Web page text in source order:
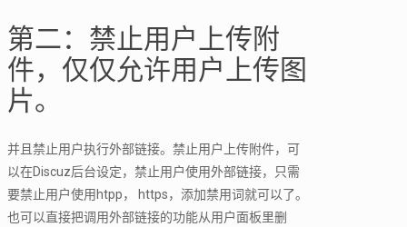
第二：禁止用户上传附
件，仅仅允许用户上传图
片。
并且禁止用户执行外部链接。禁止用户上传附件，可
以在Discuz后台设定，禁止用户使用外部链接，只需
要禁止用户使用htpp， https，添加禁用词就可以了。
也可以直接把调用外部链接的功能从用户面板里删